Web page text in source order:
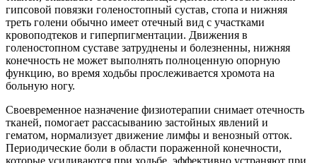
гипсовой повязки голеностопный сустав, стопа и нижняя
треть голени обычно имеет отечный вид с участками
кровоподтеков и гиперпигментации. Движения в
голеностопном суставе затруднены и болезненны, нижняя
конечность не может выполнять полноценную опорную
функцию, во время ходьбы прослеживается хромота на
больную ногу.
Своевременное назначение физиотерапии снимает отечность
тканей, помогает рассасыванию застойных явлений и
гематом, нормализует движение лимфы и венозный отток.
Периодические боли в области пораженной конечности,